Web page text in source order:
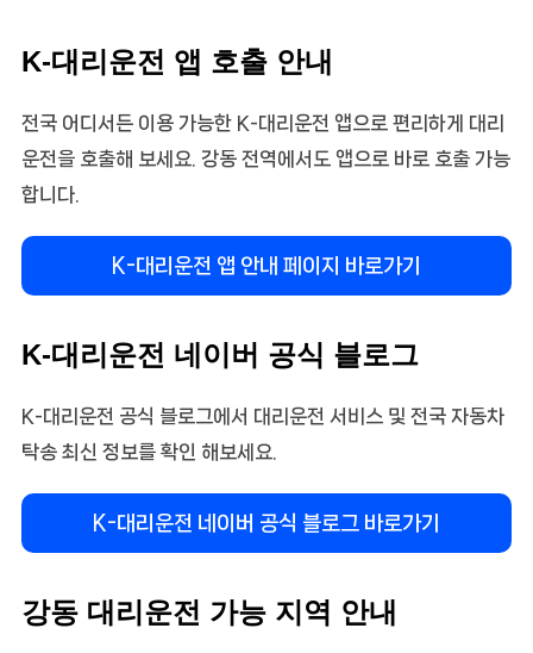
K-대리운전 앱 호출 안내
전국 어디서든 이용 가능한 K-대리운전 앱으로 편리하게 대리
운전을 호출해 보세요. 강동 전역에서도 앱으로 바로 호출 가능
합니다.
K-대리운전 앱 안내 페이지 바로가기
K-대리운전 네이버 공식 블로그
K-대리운전 공식 블로그에서 대리운전 서비스 및 전국 자동차
탁송 최신 정보를 확인 해보세요.
K-대리운전 네이버 공식 블로그 바로가기
강동 대리운전 가능 지역 안내